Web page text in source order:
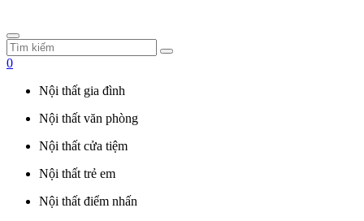
0
Nội thất gia đình
Nội thất văn phòng
Nội thất cửa tiệm
Nội thất trẻ em
Nội thất điểm nhấn